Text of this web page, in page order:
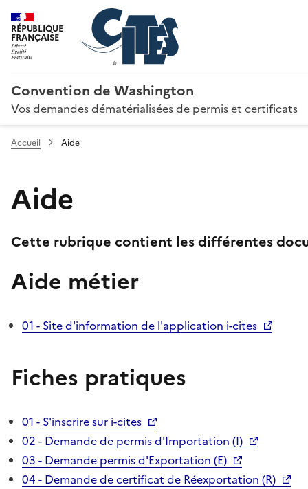
RÉPUBLIQUE
FRANÇAISE
Convention de Washington
Vos demandes dématérialisées de permis et certificats
Accueil Aide
Aide
Cette rubrique contient les différentes
Aide métier
01 - Site d'information de l'application i-cites
Fiches pratiques
01 - S'inscrire sur i-cites
02 - Demande de permis d'Importation (I)
03 - Demande permis d'Exportation (E)
04 - Demande de certificat de Réexportation (R)